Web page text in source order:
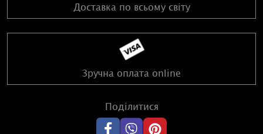
Доставка по всьому світу
Зручна оплата online
Поділитися